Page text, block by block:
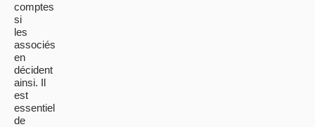
comptes
si
les
associés
en
décident
ainsi. Il
est
essentiel
de